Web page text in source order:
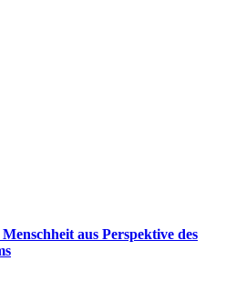
aus Perspektive des